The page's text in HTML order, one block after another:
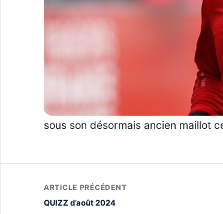
sous son désormais ancien maillot
ARTICLE PRÉCÉDENT
QUIZZ d’août 2024